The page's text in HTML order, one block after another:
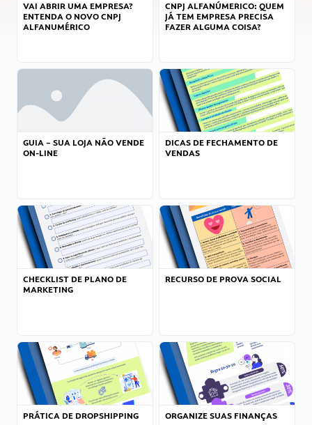
VAI ABRIR UMA EMPRESA?
ENTENDA O NOVO CNPJ
ALFANUMÉRICO
CNPJ ALFANÚMERICO: QUEM
JÁ TEM EMPRESA PRECISA
FAZER ALGUMA COISA?
GUIA – SUA LOJA NÃO VENDE
ON-LINE
DICAS DE FECHAMENTO DE
VENDAS
CHECKLIST DE PLANO DE
MARKETING
RECURSO DE PROVA SOCIAL
PRÁTICA DE DROPSHIPPING ORGANIZE SUAS FINANÇAS